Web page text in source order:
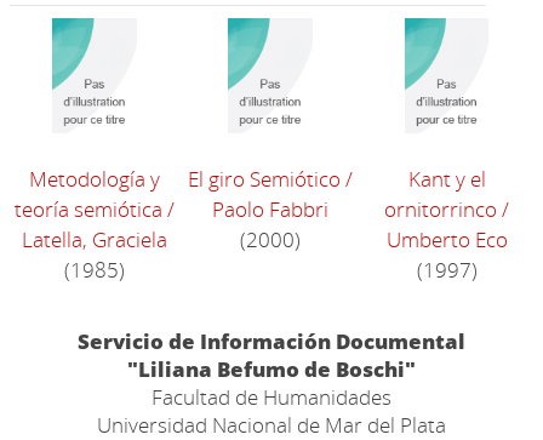
Metodología y
teoría semiótica /
Latella, Graciela
(1985)
El giro Semiótico /
Paolo Fabbri
(2000)
Kant y el
ornitorrinco /
Umberto Eco
(1997)
Servicio de Información Documental
"Liliana Befumo de Boschi"
Facultad de Humanidades
Universidad Nacional de Mar del Plata